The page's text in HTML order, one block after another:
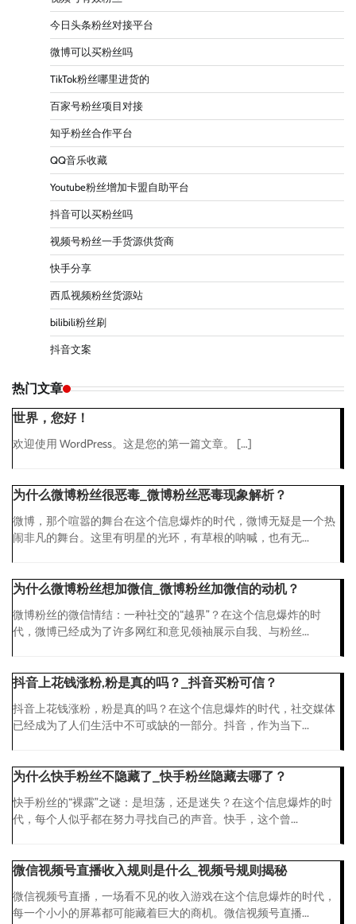
今日头条粉丝对接平台
微博可以买粉丝吗
TikTok粉丝哪里进货的
百家号粉丝项目对接
知乎粉丝合作平台
QQ音乐收藏
Youtube粉丝增加卡盟自助平台
抖音可以买粉丝吗
视频号粉丝一手货源供货商
快手分享
西瓜视频粉丝货源站
bilibili粉丝刷
抖音文案
热门文章
世界，您好！
欢迎使用 WordPress。这是您的第一篇文章。 […]
为什么微博粉丝很恶毒_微博粉丝恶毒现象解析？
微博，那个喧嚣的舞台在这个信息爆炸的时代，微博无疑是一个热
闹非凡的舞台。这里有明星的光环，有草根的呐喊，也有无...
为什么微博粉丝想加微信_微博粉丝加微信的动机？
微博粉丝的微信情结：一种社交的“越界”？在这个信息爆炸的时
代，微博已经成为了许多网红和意见领袖展示自我、与粉丝...
抖音上花钱涨粉,粉是真的吗？_抖音买粉可信？
抖音上花钱涨粉，粉是真的吗？在这个信息爆炸的时代，社交媒体
已经成为了人们生活中不可或缺的一部分。抖音，作为当下...
为什么快手粉丝不隐藏了_快手粉丝隐藏去哪了？
快手粉丝的“裸露”之谜：是坦荡，还是迷失？在这个信息爆炸的时
代，每个人似乎都在努力寻找自己的声音。快手，这个曾...
微信视频号直播收入规则是什么_视频号规则揭秘
微信视频号直播，一场看不见的收入游戏在这个信息爆炸的时代，
每一个小小的屏幕都可能藏着巨大的商机。微信视频号直播...